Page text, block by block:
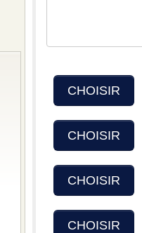
CHOISIR
CHOISIR
CHOISIR
CHOISIR